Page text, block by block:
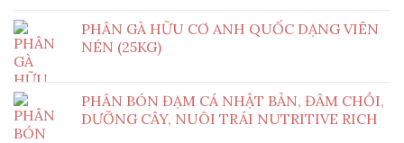
PHÂN GÀ HỮU CƠ ANH QUỐC DẠNG VIÊN
NÉN (25KG)
PHÂN BÓN ĐẠM CÁ NHẬT BẢN, ĐÂM CHỒI,
DƯỠNG CÂY, NUÔI TRÁI NUTRITIVE RICH